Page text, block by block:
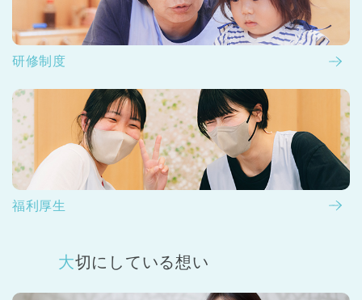
研修制度
福利厚生
大切にしている想い